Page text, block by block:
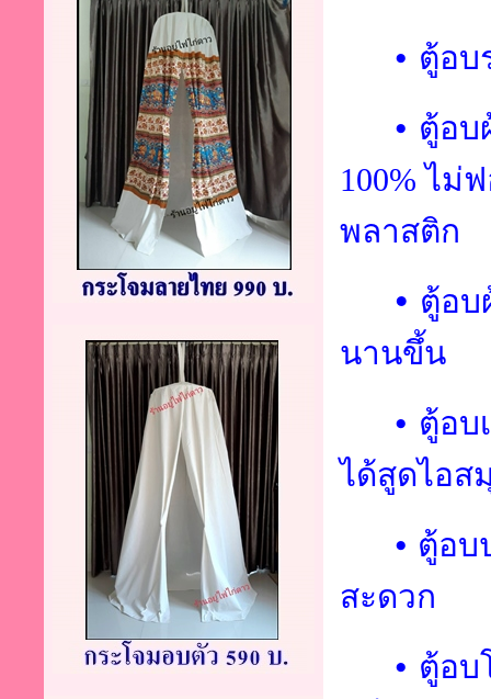
• ตู้อบ
• ตู้อบ
100% ไม่
พลาสติก
• ตู้อบ
นานขึ้น
• ตู้อบ
ได้สูดไอส
• ตู้อบ
สะดวก
• ตู้อบ